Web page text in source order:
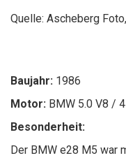
Quelle: Ascheberg
Baujahr: 1986
Motor: BMW 5.0 V8 /
Besonderheit:
Der BMW e28 M5 war